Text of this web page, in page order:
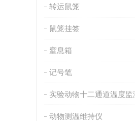
转运鼠笼
鼠笼挂签
窒息箱
记号笔
实验动物十二通道温度监
动物测温维持仪